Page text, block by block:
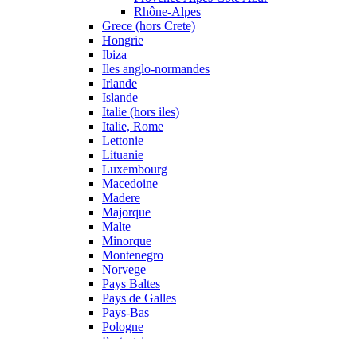
Rhône-Alpes
Grece (hors Crete)
Hongrie
Ibiza
Iles anglo-normandes
Irlande
Islande
Italie (hors iles)
Italie, Rome
Lettonie
Lituanie
Luxembourg
Macedoine
Madere
Majorque
Malte
Minorque
Montenegro
Norvege
Pays Baltes
Pays de Galles
Pays-Bas
Pologne